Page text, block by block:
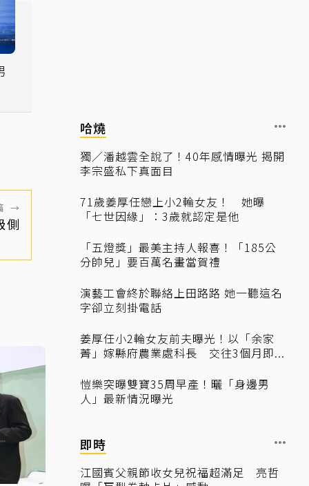
→
側
哈燒
獨／潘越雲全說了！40年感情曝光 揭開
李宗盛私下真面目
71歲姜厚任戀上小2輪女友！ 她曝
「七世因緣」：3歲就認定是他
「五燈獎」最美主持人報喜！「185公
分帥兒」要百萬名畫當賀禮
演藝工會終於聯絡上田路路 她一聽這名
字卻立刻掛電話
姜厚任小2輪女友前夫曝光！以「余家
菁」嫁縣府農業處科長 交往3個月即...
愷樂突曝雙寶35周早產！曬「身邊男
人」最新情況曝光
即時
江國賓父親節收女兒祝福超滿足 亮哲